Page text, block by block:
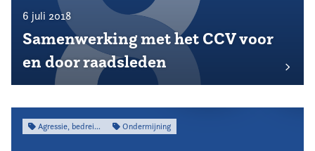
6 juli 2018
Samenwerking met het CCV voor
en door raadsleden
Agressie, bedreiging & intimidatie Ondermijning